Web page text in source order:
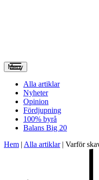
Meny
Alla artiklar
Nyheter
Opinion
Fördjupning
100% byrå
Balans Big 20
Hem | Alla artiklar| Varför